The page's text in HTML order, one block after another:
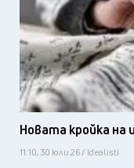
Новата кройка на
11:10, 30 юли 26 / Idealisti